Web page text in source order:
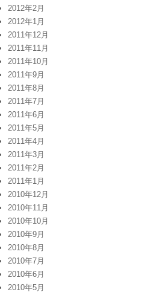
2012年2月
2012年1月
2011年12月
2011年11月
2011年10月
2011年9月
2011年8月
2011年7月
2011年6月
2011年5月
2011年4月
2011年3月
2011年2月
2011年1月
2010年12月
2010年11月
2010年10月
2010年9月
2010年8月
2010年7月
2010年6月
2010年5月